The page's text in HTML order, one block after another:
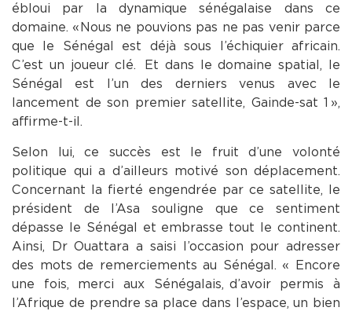
ébloui par la dynamique sénégalaise dans ce
domaine. « Nous ne pouvions pas ne pas venir parce
que le Sénégal est déjà sous l’échiquier africain.
C’est un joueur clé. Et dans le domaine spatial, le
Sénégal est l’un des derniers venus avec le
lancement de son premier satellite, Gainde-sat 1 »,
affirme-t-il.
Selon lui, ce succès est le fruit d’une volonté
politique qui a d’ailleurs motivé son déplacement.
Concernant la fierté engendrée par ce satellite, le
président de l’Asa souligne que ce sentiment
dépasse le Sénégal et embrasse tout le continent.
Ainsi, Dr Ouattara a saisi l’occasion pour adresser
des mots de remerciements au Sénégal. « Encore
une fois, merci aux Sénégalais, d’avoir permis à
l’Afrique de prendre sa place dans l’espace, un bien